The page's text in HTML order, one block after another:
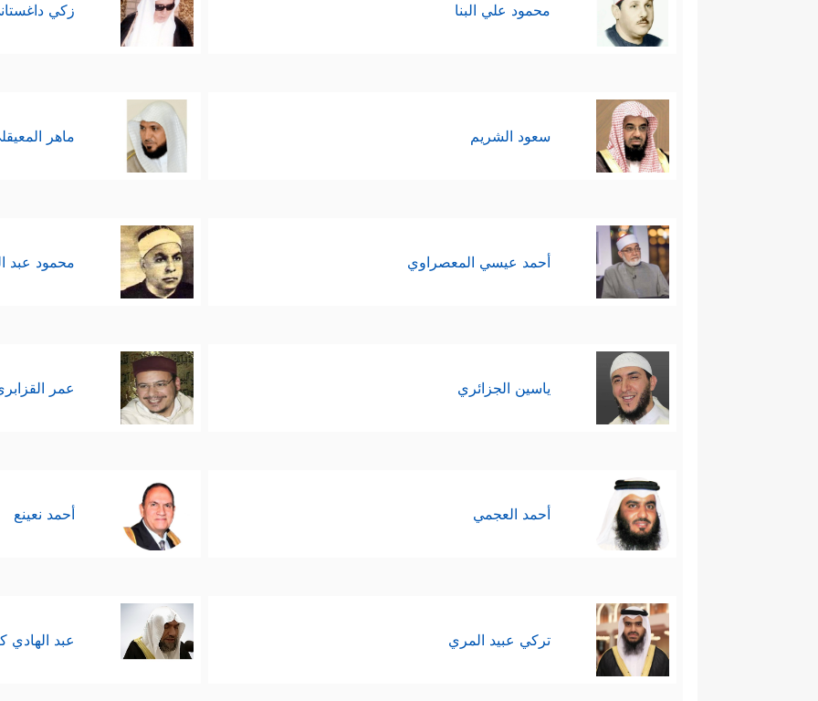
محمود علي البنا زكي
سعود الشريم ماهر
أحمد عيسي المعصراوي محمود عبد
ياسين الجزائري عمر
أحمد العجمي أحمد نعينع
تركي عبيد المري عبد الهادي